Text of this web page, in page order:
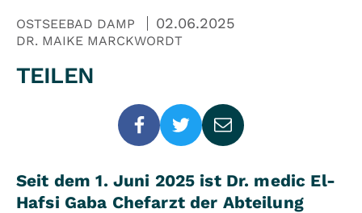
OSTSEEBAD DAMP 02.06.2025
DR. MAIKE MARCKWORDT
TEILEN
Seit dem 1. Juni 2025 ist Dr. medic El-
Hafsi Gaba Chefarzt der Abteilung